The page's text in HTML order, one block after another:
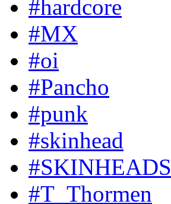
#hardcore
#MX
#oi
#Pancho
#punk
#skinhead
#SKINHEADS
#T_Thormen